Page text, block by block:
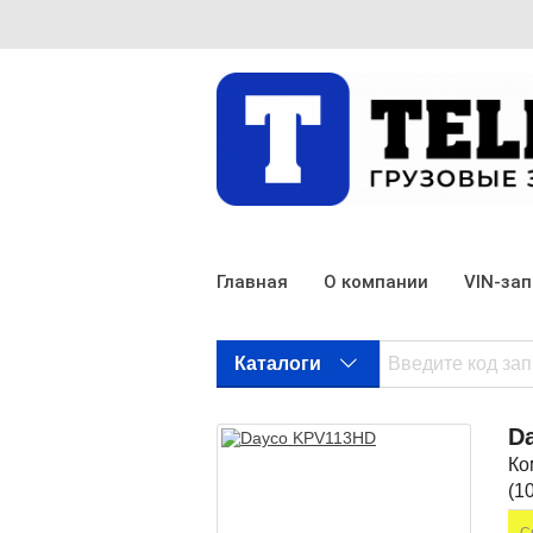
Главная О компании VIN-
Каталоги